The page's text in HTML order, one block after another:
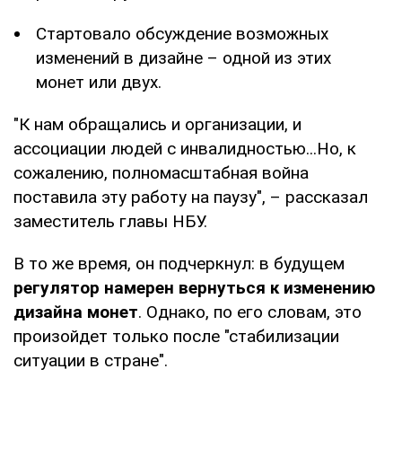
Стартовало обсуждение возможных
изменений в дизайне – одной из этих
монет или двух.
"К нам обращались и организации, и
ассоциации людей с инвалидностью...Но, к
сожалению, полномасштабная война
поставила эту работу на паузу", – рассказал
заместитель главы НБУ.
В то же время, он подчеркнул: в будущем
регулятор намерен вернуться к изменению
дизайна монет. Однако, по его словам, это
произойдет только после "стабилизации
ситуации в стране".